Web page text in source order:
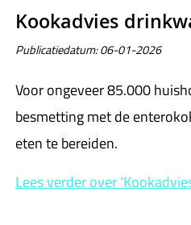
Kookadvies
Publicatiedatum:06-01-2026
Voor ongeveer 85.000
besmetting met de
eten te bereiden.
Lees verderover